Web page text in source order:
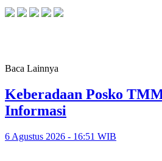
Baca Lainnya
Keberadaan Posko
Informasi
6 Agustus 2026 - 16:51 WIB